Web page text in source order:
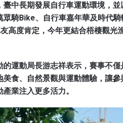
中長期發展自行車運動環境，
騎Bike、自行車嘉年華及時代
友高度肯定，今年更結合梧棲觀
運動局長游志祥表示，賽事不
食、自然景觀與運動體驗，讓
業注入更多活力。